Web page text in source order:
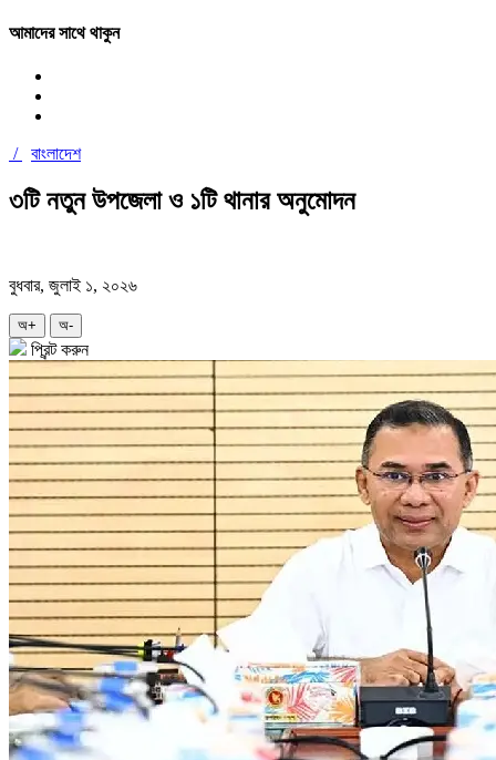
আমাদের সাথে থাকুন
/ বাংলাদেশ
৩টি নতুন উপজেলা ও ১টি থানার অনুমোদন
বুধবার, জুলাই ১, ২০২৬
অ+ অ-
প্রিন্ট করুন